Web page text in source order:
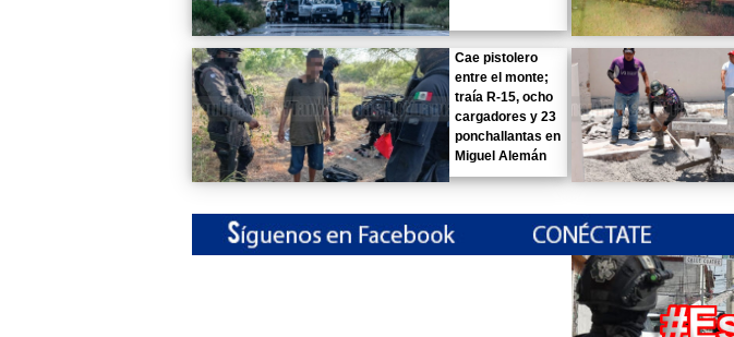
Cae pistolero
entre el monte;
traía R-15, ocho
cargadores y 23
ponchallantas en
Miguel Alemán